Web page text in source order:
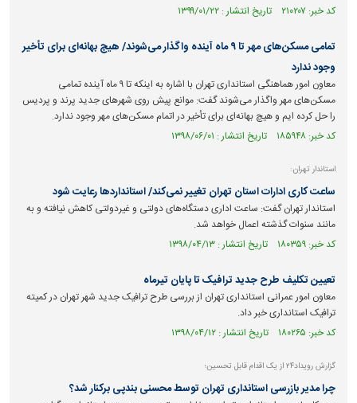
کد خبر: ۲۱۰۲۰۷ تاریخ انتشار : ۱۳۹۹/۰۱/۲۲
تمامی مسکن‌های مهر تا ۹ ماه آینده واگذار می‌شوند/ هیچ بهانه‌ای برای تأخیر
وجود ندارد
معاون امور هماهنگی استانداری تهران با اشاره به اینکه تا ۹ ماه آینده تمامی
مسکن‌های مهر واگذار می‌شوند گفت: موانع پیش روی شهر‌های جدید پرند و پردیس
را حل کرده ایم و هیچ بهانه‌ای برای تأخیر در اتمام مسکن‌های مهر وجود ندارد.
کد خبر: ۱۸۵۹۴۸ تاریخ انتشار : ۱۳۹۸/۰۶/۰۱
استاندار تهران:
ساعت کاری ادارات استان تهران تغییر نمی‌کند/ استانداردها رعایت شود
استاندار تهران گفت: ساعت اداری دستگاه‌های دولتی و غیردولتی کاهش نیافته و به
مانند سنوات گذشته اعمال خواهد شد.
کد خبر: ۱۸۰۳۵۹ تاریخ انتشار : ۱۳۹۸/۰۴/۱۳
تعیین تکلیف طرح جدید ترافیک تا پایان تیرماه
معاون امور عمرانی استانداری تهران از بررسی طرح ترافیک جدید شهر تهران در کمیته
ترافیک استانداری خبر داد.
کد خبر: ۱۸۰۲۶۵ تاریخ انتشار : ۱۳۹۸/۰۴/۱۲
گزارش رویداد۲۴ از یک اقدام قابل تحسین؛
چرا مدیر بازرسی استانداری تهران توسط محسنی بندپی برکنار شد؟